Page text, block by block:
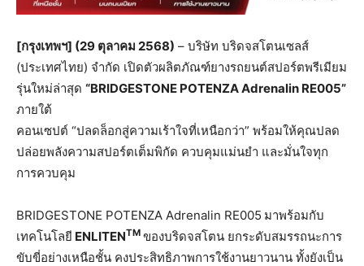
[กรุงเทพฯ] (29 ตุลาคม 2568) – บริษัท บริดจสโตนเซลส์
(ประเทศไทย) จำกัด เปิดตัวผลิตภัณฑ์ยางรถยนต์สปอร์ตพรีเมียม
รุ่นใหม่ล่าสุด “BRIDGESTONE POTENZA Adrenalin RE005”
ภายใต้
คอนเซปต์ “ปลดล็อกสู่ความเร้าใจที่เหนือกว่า” พร้อมให้คุณปลด
ปล่อยพลังความสปอร์ตเต็มพิกัด ควบคุมแม่นยำ และมั่นใจทุก
การควบคุม
BRIDGESTONE POTENZA Adrenalin RE005 มาพร้อมกับ
เทคโนโลยี ENLITENTM ของบริดจสโตน ยกระดับสมรรถนะการ
ขับขี่อย่างเหนือชั้น คงประสิทธิภาพการใช้งานยาวนาน ทั้งยังเป็น